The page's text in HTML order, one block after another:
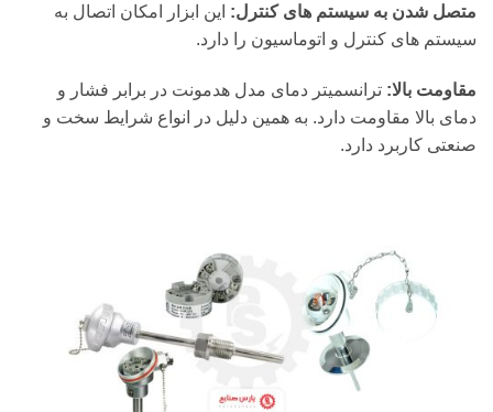
متصل شدن به سیستم های کنترل: این ابزار امکان اتصال به
سیستم های کنترل و اتوماسیون را دارد.
مقاومت بالا: ترانسمیتر دمای مدل هدمونت در برابر فشار و
دمای بالا مقاومت دارد. به همین دلیل در انواع شرایط سخت و
صنعتی کاربرد دارد.